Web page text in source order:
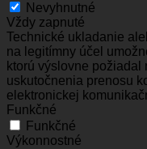
Nevyhnutné
Vždy zapnuté
Technické ukladanie
na legitímny účel
ktorú výslovne požiadal
uskutočnenia prenosu
elektronickej
Funkčné
Funkčné
Výkonnostné